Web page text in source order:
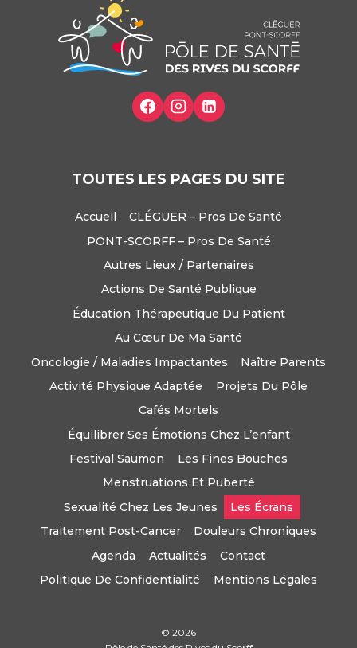
TOUTES LES PAGES DU SITE
Accueil
CLÉGUER – Pros De Santé
PONT-SCORFF – Pros De Santé
Autres Lieux / Partenaires
Actions De Santé Publique
Éducation Thérapeutique Du Patient
Au Cœur De Ma Santé
Oncologie / Maladies Impactantes
Naître Parents
Activité Physique Adaptée
Projets Du Pôle
Cafés Mortels
Équilibrer Ses Émotions Chez L’enfant
Festival Saumon
Les Fines Bouches
Menstruations Et Puberté
Sexualité Chez Les Jeunes
Les Écrans
Traitement Post-Cancer
Douleurs Chroniques
Agenda
Actualités
Contact
Politique De Confidentialité
Mentions Légales
© 2026